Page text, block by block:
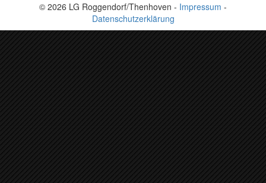
© 2026 LG Roggendorf/Thenhoven - Impressum -
Datenschutzerklärung